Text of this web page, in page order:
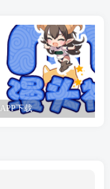
APP下载